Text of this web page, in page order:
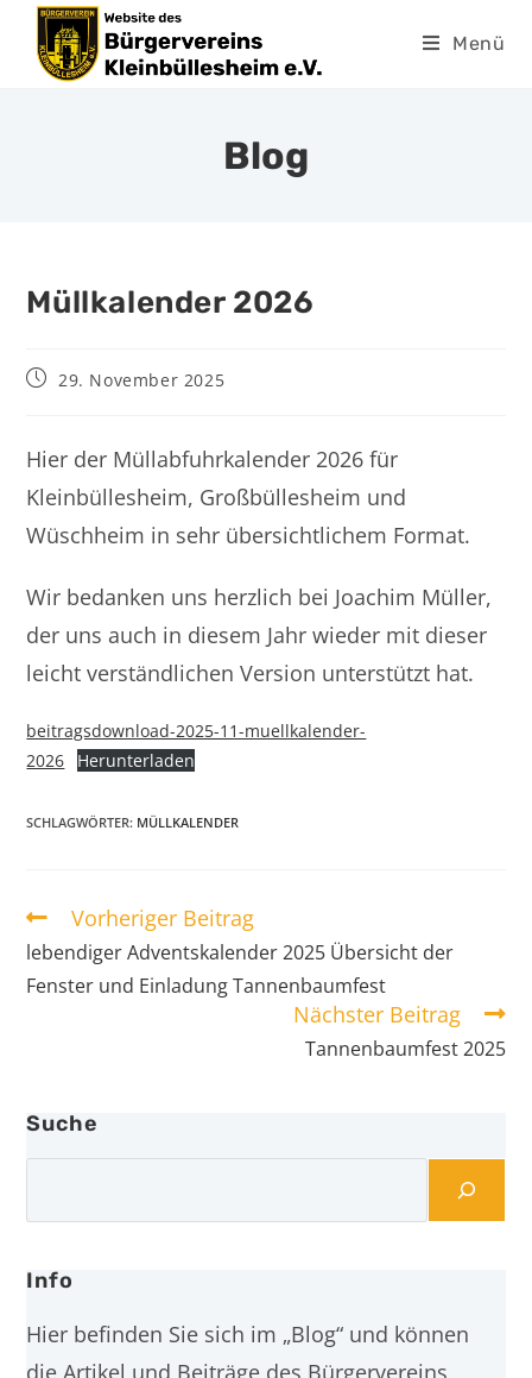
Menü
Blog
Müllkalender 2026
29. November 2025
Hier der Müllabfuhrkalender 2026 für
Kleinbüllesheim, Großbüllesheim und
Wüschheim in sehr übersichtlichem Format.
Wir bedanken uns herzlich bei Joachim Müller,
der uns auch in diesem Jahr wieder mit dieser
leicht verständlichen Version unterstützt hat.
beitragsdownload-2025-11-muellkalender-
2026
Herunterladen
SCHLAGWÖRTER: MÜLLKALENDER
Vorheriger Beitrag
lebendiger Adventskalender 2025 Übersicht der
Fenster und Einladung Tannenbaumfest
Nächster Beitrag
Tannenbaumfest 2025
Suche
Info
Hier befinden Sie sich im „Blog“ und können
die Artikel und Beiträge des Bürgervereins